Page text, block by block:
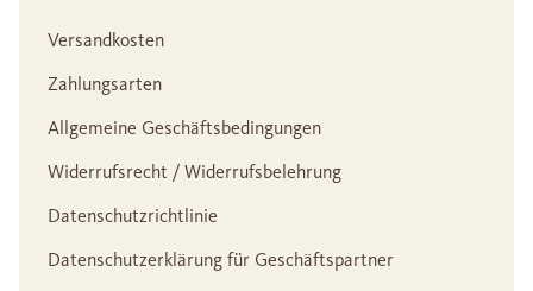
Versandkosten
Zahlungsarten
Allgemeine Geschäftsbedingungen
Widerrufsrecht / Widerrufsbelehrung
Datenschutzrichtlinie
Datenschutzerklärung für Geschäftspartner